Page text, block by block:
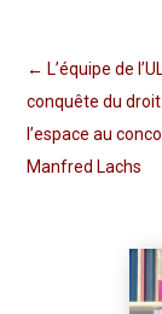
← L’équipe de
conquête du
l’espace au
Manfred Lachs